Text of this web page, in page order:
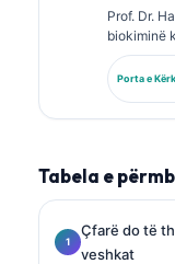
Prof. Dr.
biokiminë
kërkimin
Gjermane
analizën e
Porta e
Tabela e
Çfarë do të
veshkat